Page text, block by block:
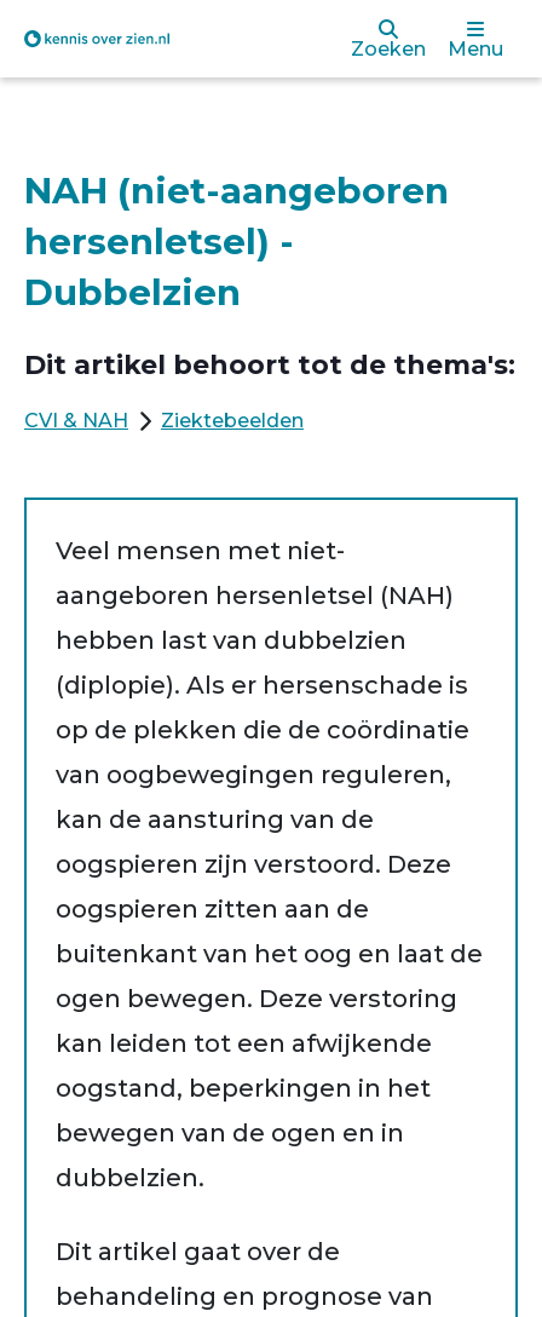
Overslaan
inhoud
gaan
Zoeken Menu
NAH (niet-aangeboren
hersenletsel) -
Dubbelzien
Dit artikel behoort tot de thema's:
CVI & NAH Ziektebeelden
Veel mensen met niet-
aangeboren hersenletsel (NAH)
hebben last van dubbelzien
(diplopie). Als er hersenschade is
op de plekken die de coördinatie
van oogbewegingen reguleren,
kan de aansturing van de
oogspieren zijn verstoord. Deze
oogspieren zitten aan de
buitenkant van het oog en laat de
ogen bewegen. Deze verstoring
kan leiden tot een afwijkende
oogstand, beperkingen in het
bewegen van de ogen en in
dubbelzien.
Dit artikel gaat over de
behandeling en prognose van